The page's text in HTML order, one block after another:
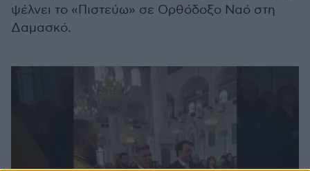
ψέλνει το «Πιστεύω» σε Ορθόδοξο Ναό στη
Δαμασκό.